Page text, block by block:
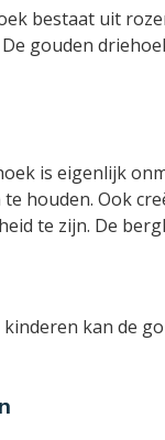
bestaat uit
gouden
is eigenlijk
te houden. Ook
te zijn. De
kan de